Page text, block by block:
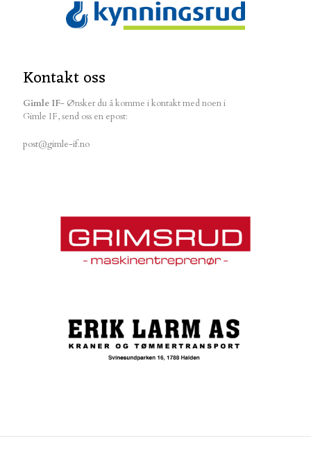
Kontakt oss
Gimle IF- Ønsker du å komme i kontakt med noen i
Gimle IF, send oss en epost:
post@gimle-if.no